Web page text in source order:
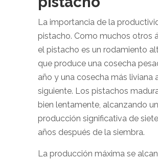
La importancia de la
pistacho. Como muchos otros
el pistacho es un rodamiento
que produce una cosecha
año y una cosecha más liviana
siguiente. Los pistachos
bien lentamente, alcanzando
producción significativa de
años después de la siembra.
La producción máxima se